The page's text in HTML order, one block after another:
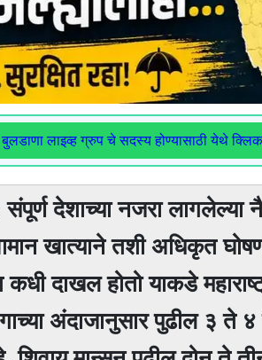
बुलडाणा लाइव्ह ग्रुप चे सदस्य होण्यासाठी येथे
संपूर्ण देशाच्या नजरा
खात्याने तशी अधिकृत
कधी दाखल होतो याकडे
अंदाजानुसार पुढील ३ ते ४